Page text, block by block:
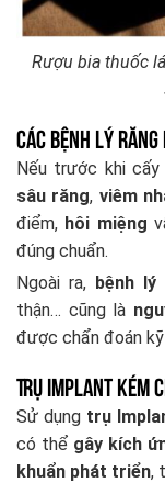
Rượu bia thuốc
Các bệnh lý răng
Nếu trước khi
sâu răng, viêm
điểm, hôi miệng
đúng chuẩn.
Ngoài ra, bệnh
thận… cũng là
được chẩn đoán
Trụ Implant kém
Sử dụng trụ
có thể gây kích
khuẩn phát triển,